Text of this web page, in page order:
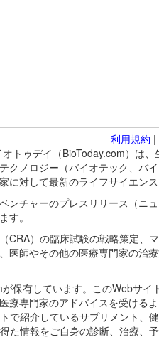
利用規約 |
トゥデイ（BioToday.com）は
クノロジー（バイオテック、バ
対して最新のライフサイエン
ンチャーのプレスリリース（
す。
CRA）の臨床試験の戦略策定、
医師やその他の医療専門家の治
保有しています。このWebサ
療専門家のアドバイスを受け
で紹介しているサプリメント
た情報をご自身の診断、治療